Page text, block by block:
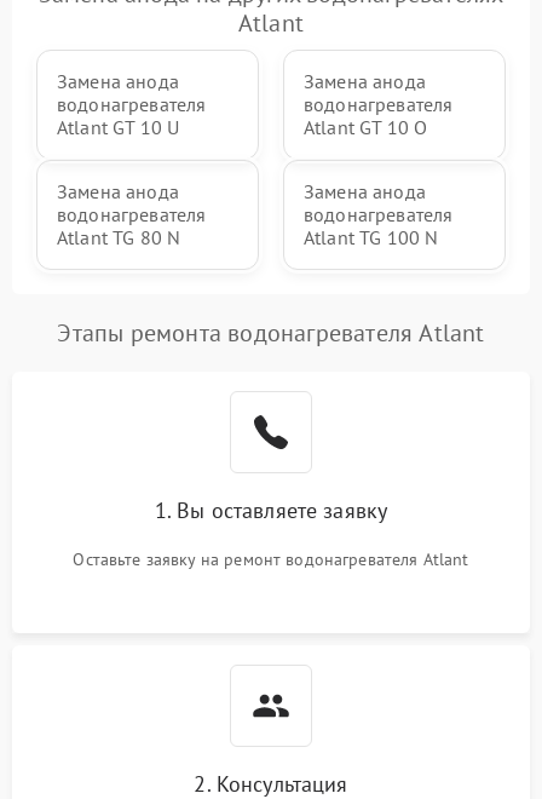
Atlant
Замена анода
водонагревателя
Atlant GT 10 U
Замена анода
водонагревателя
Atlant GT 10 O
Замена анода
водонагревателя
Atlant TG 80 N
Замена анода
водонагревателя
Atlant TG 100 N
Этапы ремонта водонагревателя Atlant
1. Вы оставляете заявку
Оставьте заявку на ремонт водонагревателя Atlant
2. Консультация